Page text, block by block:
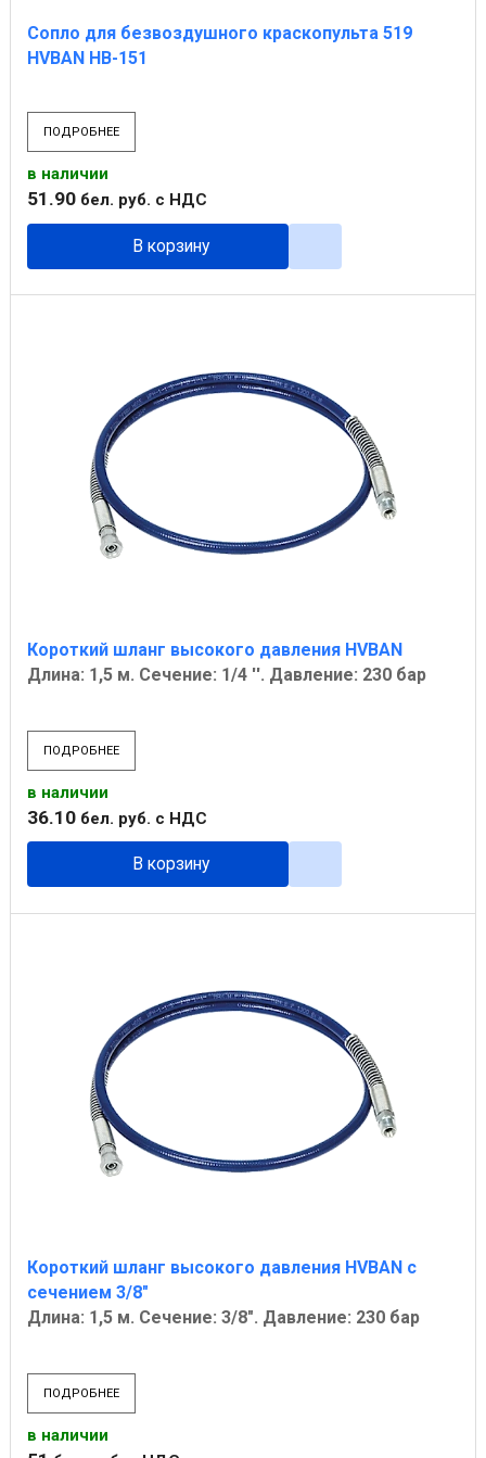
Сопло для безвоздушного краскопульта 519
HVBAN HB-151
ПОДРОБНЕЕ
в наличии
51 .90 бел. руб. с НДС
В корзину
Короткий шланг высокого давления HVBAN
Длина: 1,5 м. Сечение: 1/4 ''. Давление: 230 бар
ПОДРОБНЕЕ
в наличии
36.10 бел. руб. с НДС
В корзину
Короткий шланг высокого давления HVBAN с
сечением 3/8"
Длина: 1,5 м. Сечение: 3/8". Давление: 230 бар
ПОДРОБНЕЕ
в наличии